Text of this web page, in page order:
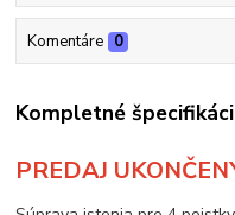
Komentáre 0
Kompletné
PREDAJ